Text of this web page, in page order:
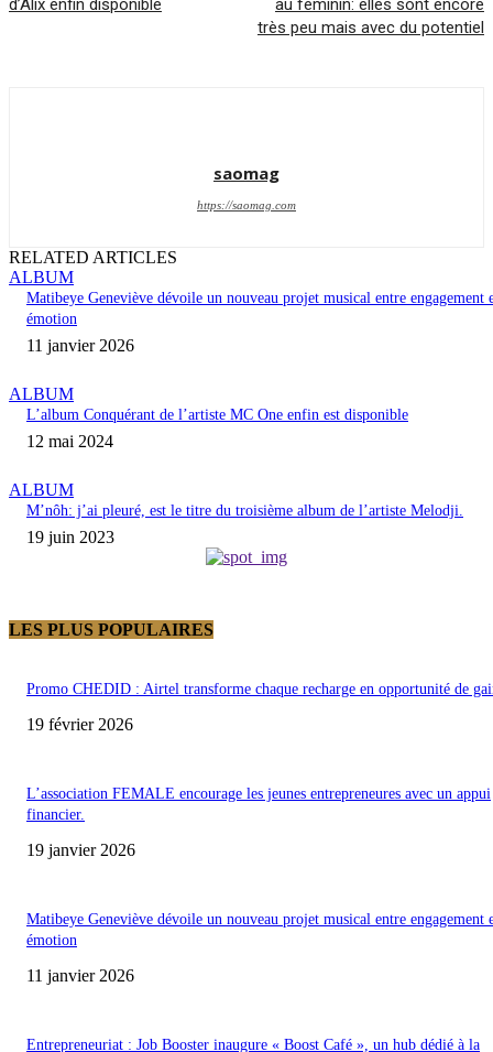
d’Alix enfin disponible
au féminin: elles sont encore
très peu mais avec du potentiel
saomag
https://saomag.com
RELATED ARTICLES
ALBUM
Matibeye Geneviève dévoile un nouveau projet musical entre engagement
émotion
11 janvier 2026
ALBUM
L’album Conquérant de l’artiste MC One enfin est disponible
12 mai 2024
ALBUM
M’nôh: j’ai pleuré, est le titre du troisième album de l’artiste Melodji.
19 juin 2023
LES PLUS POPULAIRES
Promo CHEDID : Airtel transforme chaque recharge en opportunité de
19 février 2026
L’association FEMALE encourage les jeunes entrepreneures avec un appui
financier.
19 janvier 2026
Matibeye Geneviève dévoile un nouveau projet musical entre engagement
émotion
11 janvier 2026
Entrepreneuriat : Job Booster inaugure « Boost Café », un hub dédié à la